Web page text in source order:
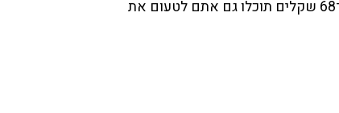
היה רזה, כלומר הוא נעשה כמו שצריך והיה אוורירי ומעולה". ב־68 שקלים תוכלו גם אתם לטעום את